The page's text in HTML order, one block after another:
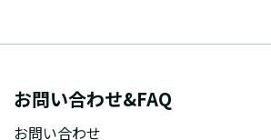
お問い合わせ&FAQ
お問い合わせ